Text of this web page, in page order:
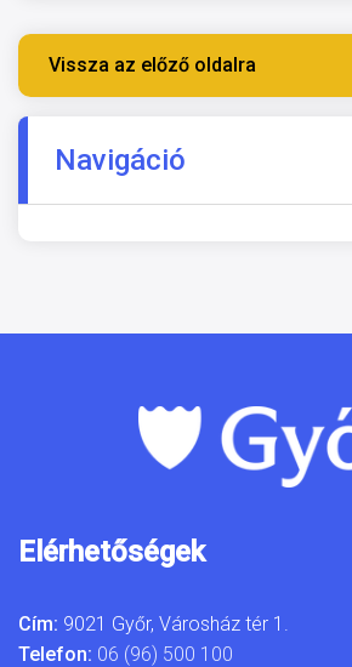
Vissza az előző oldalra
Navigáció
Elérhetőségek
Cím: 9021 Győr, Városház tér 1.
Telefon: 06 (96) 500 100